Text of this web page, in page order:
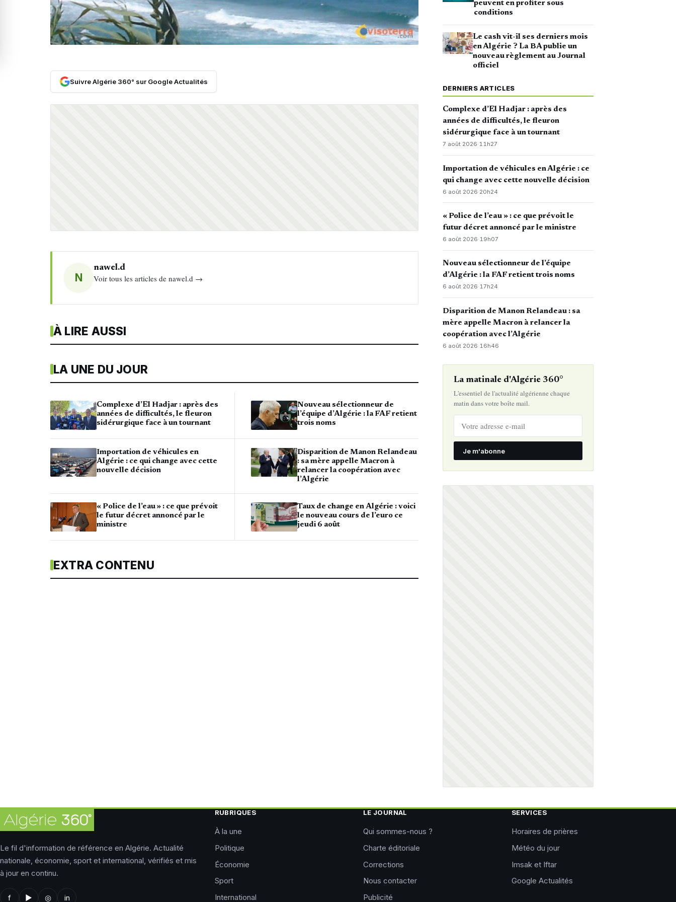
Suivre Algérie 360° sur Google Actualités
N
nawel.d
Voir tous les articles de nawel.d →
À LIRE AUSSI
LA UNE DU JOUR
Complexe d’El Hadjar : après des
années de difficultés, le fleuron
sidérurgique face à un tournant
Importation de véhicules en
Algérie : ce qui change avec cette
nouvelle décision
« Police de l’eau » : ce que prévoit
le futur décret annoncé par le
ministre
Nouveau sélectionneur de
l’équipe d’Algérie : la FAF retient
trois noms
Disparition de Manon Relandeau
: sa mère appelle Macron à
relancer la coopération avec
l’Algérie
Taux de change en Algérie : voici
le nouveau cours de l’euro ce
jeudi 6 août
EXTRA CONTENU
peuvent en profiter sous
conditions
Le cash vit-il ses derniers mois
en Algérie ? La BA publie un
nouveau règlement au Journal
officiel
DERNIERS ARTICLES
Complexe d’El Hadjar : après des
années de difficultés, le fleuron
sidérurgique face à un tournant
7 août 2026·11h27
Importation de véhicules en Algérie : ce
qui change avec cette nouvelle décision
6 août 2026·20h24
« Police de l’eau » : ce que prévoit le
futur décret annoncé par le ministre
6 août 2026·19h07
Nouveau sélectionneur de l’équipe
d’Algérie : la FAF retient trois noms
6 août 2026·17h24
Disparition de Manon Relandeau : sa
mère appelle Macron à relancer la
coopération avec l’Algérie
6 août 2026· 16h46
La matinale d'Algérie 360°
L'essentiel de l'actualité algérienne chaque
matin dans votre boîte mail.
Je m'abonne
Le fil d'information de référence en Algérie. Actualité
nationale, économie, sport et international, vérifiés et mis
à jour en continu.
f ▶ ◎ in
RUBRIQUES
À la une
Politique
Économie
Sport
International
LE JOURNAL
Qui sommes-nous ?
Charte éditoriale
Corrections
Nous contacter
Publicité
SERVICES
Horaires de prières
Météo du jour
Imsak et Iftar
Google Actualités